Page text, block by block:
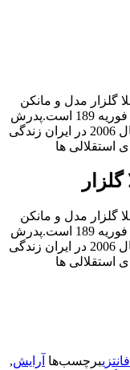
گلزار مدل و مانکن
ایرانی ساکن آمریکاست.طلا گلزار متولد 10 فوریه 189 است.پدرش
ایرانی و مادرش روس است.طلا گلزار تا سال 2006 در ایران زندگی
استقلالی ها
گلزار مدل و مانکن
ایرانی ساکن آمریکاست.طلا گلزار متولد 10 فوریه 189 است.پدرش
ایرانی و مادرش روس است.طلا گلزار تا سال 2006 در ایران زندگی
استقلالی ها
فانتزیبرچسب‌ها آرایش,